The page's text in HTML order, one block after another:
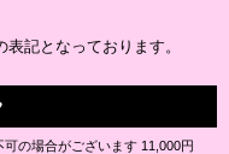
記となっております。
の場合がございます 11,000円